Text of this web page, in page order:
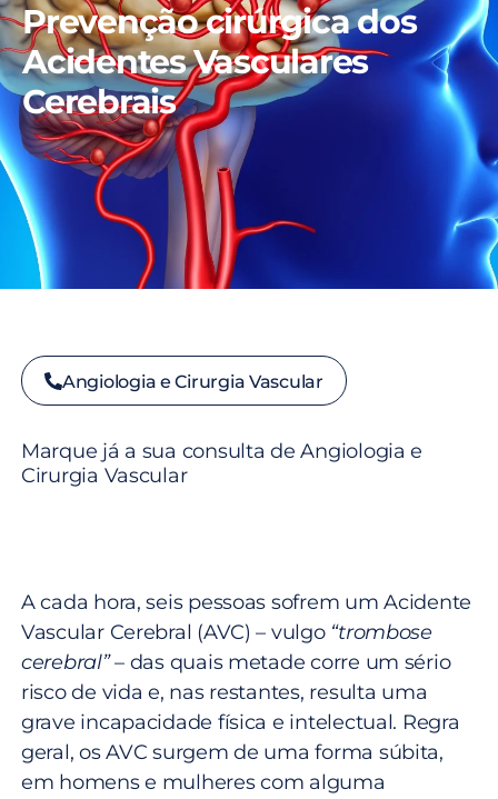
Prevenção cirúrgica dos
Acidentes Vasculares
Cerebrais
Angiologia e Cirurgia Vascular
Marque já a sua consulta de Angiologia e
Cirurgia Vascular
A cada hora, seis pessoas sofrem um Acidente
Vascular Cerebral (AVC) – vulgo “trombose
cerebral”– das quais metade corre um sério
risco de vida e, nas restantes, resulta uma
grave incapacidade física e intelectual. Regra
geral, os AVC surgem de uma forma súbita,
em homens e mulheres com alguma